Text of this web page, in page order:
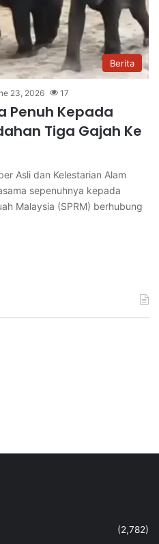
Berita
23, 2026 17
Penuh Kepada
Tiga Gajah Ke
Asli dan Kelestarian Alam
sepenuhnya kepada
Malaysia (SPRM) berhubung
(2,782)